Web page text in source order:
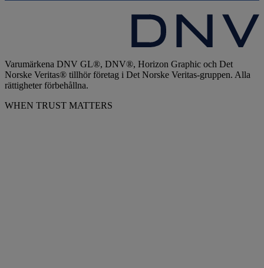
Varumärkena DNV GL®, DNV®, Horizon Graphic och Det
Norske Veritas® tillhör företag i Det Norske Veritas-gruppen. Alla
rättigheter förbehållna.
WHEN TRUST MATTERS